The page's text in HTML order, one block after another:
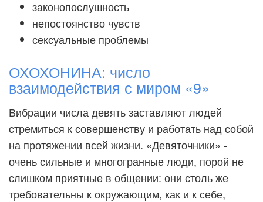
законопослушность
непостоянство чувств
сексуальные проблемы
ОХОХОНИНА: число
взаимодействия с миром «9»
Вибрации числа девять заставляют людей
стремиться к совершенству и работать над собой
на протяжении всей жизни. «Девяточники» -
очень сильные и многогранные люди, порой не
слишком приятные в общении: они столь же
требовательны к окружающим, как и к себе,